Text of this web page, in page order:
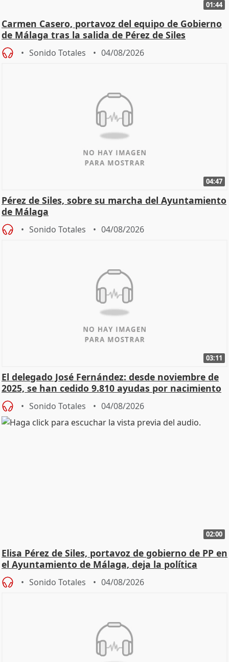
01:44
Carmen Casero, portavoz del equipo de Gobierno
de Málaga tras la salida de Pérez de Siles
Sonido Totales 04/08/2026
04:47
Pérez de Siles, sobre su marcha del Ayuntamiento
de Málaga
Sonido Totales 04/08/2026
03:11
El delegado José Fernández: desde noviembre de
2025, se han cedido 9.810 ayudas por nacimiento
Sonido Totales 04/08/2026
02:00
Elisa Pérez de Siles, portavoz de gobierno de PP en
el Ayuntamiento de Málaga, deja la política
Sonido Totales 04/08/2026